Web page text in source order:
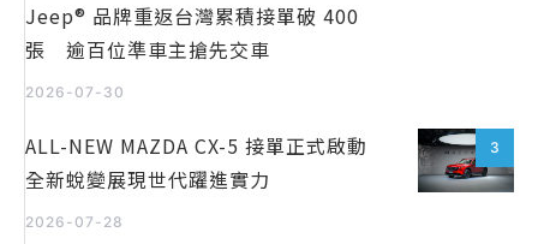
Jeep® 品牌重返台灣累積接單破 400
張 逾百位準車主搶先交車
2026-07-30
3
ALL-NEW MAZDA CX-5 接單正式啟動
全新蛻變展現世代躍進實力
2026-07-28